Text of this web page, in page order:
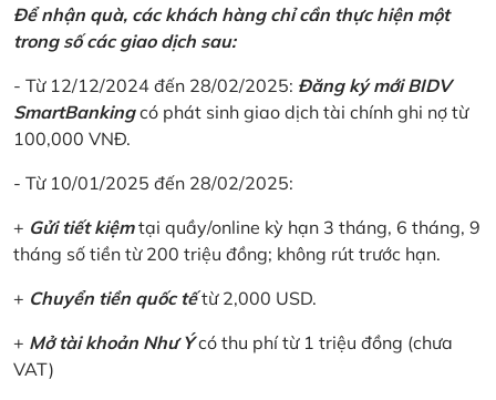
Để nhận quà, các khách hàng chỉ cần thực hiện một
trong số các giao dịch sau:
- Từ 12/12/2024 đến 28/02/2025: Đăng ký mới BIDV
SmartBankingcó phát sinh giao dịch tài chính ghi nợ từ
100,000 VNĐ.
- Từ 10/01/2025 đến 28/02/2025:
+ Gửi tiết kiệmtại quầy/online kỳ hạn 3 tháng, 6 tháng, 9
tháng số tiền từ 200 triệu đồng; không rút trước hạn.
+ Chuyển tiền quốc tếtừ 2,000 USD.
+ Mở tài khoản Như Ýcó thu phí từ 1 triệu đồng (chưa
VAT)